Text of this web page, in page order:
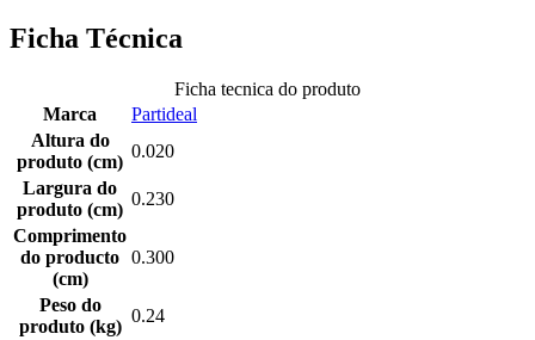
Ficha Técnica
Ficha tecnica do produto
Marca
Partideal
Altura do
produto (cm)
0.020
Largura do
produto (cm)
0.230
Comprimento
do producto
(cm)
0.300
Peso do
produto (kg)
0.24